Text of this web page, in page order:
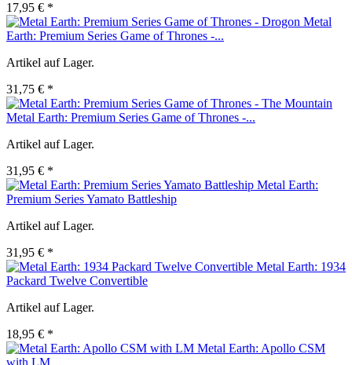
17,95 € *
Metal
Earth: Premium Series Game of Thrones -...
Artikel auf Lager.
31,75 € *
Metal Earth: Premium Series Game of Thrones -...
Artikel auf Lager.
31,95 € *
Metal Earth:
Premium Series Yamato Battleship
Artikel auf Lager.
31,95 € *
Metal Earth: 1934
Packard Twelve Convertible
Artikel auf Lager.
18,95 € *
Metal Earth: Apollo CSM